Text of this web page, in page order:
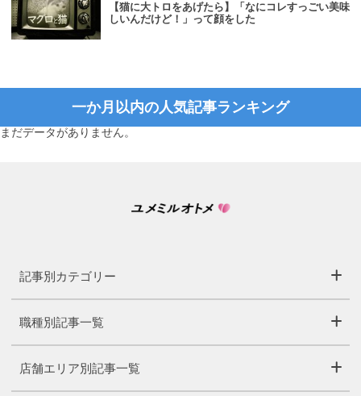
【猫に大トロをあげたら】「なにコレすっごい美味
しいんだけど！」って顔をした
一か月以内の人気記事ランキング
まだデータがありません。
記事別カテゴリー
職種別記事一覧
店舗エリア別記事一覧